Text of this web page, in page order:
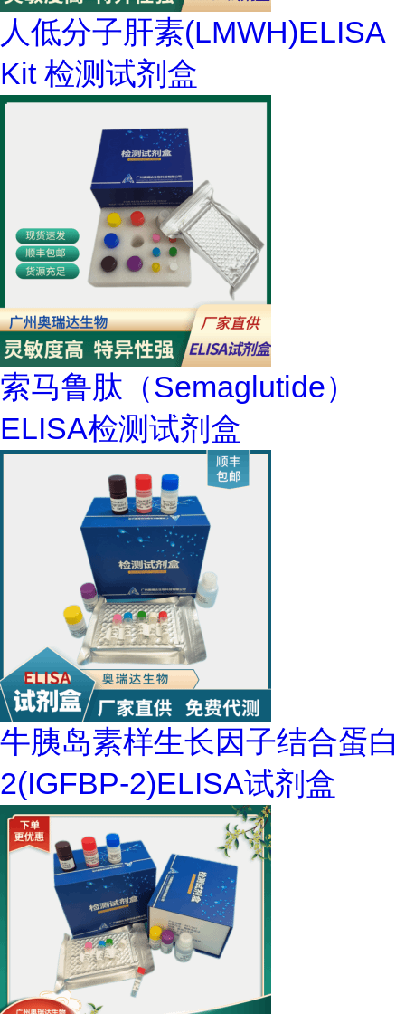
人低分子肝素(LMWH)ELISA
Kit 检测试剂盒
索马鲁肽（Semaglutide）
ELISA检测试剂盒
牛胰岛素样生长因子结合蛋白
2(IGFBP-2)ELISA试剂盒